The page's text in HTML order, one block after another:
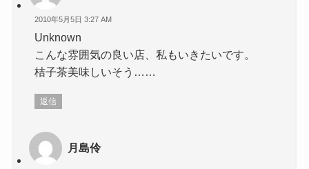
2010年5月5日 3:27 AM
Unknown
こんな雰囲気の良い店、私もいきたいです。
桔子茶美味しいそう……
返信
月島伶